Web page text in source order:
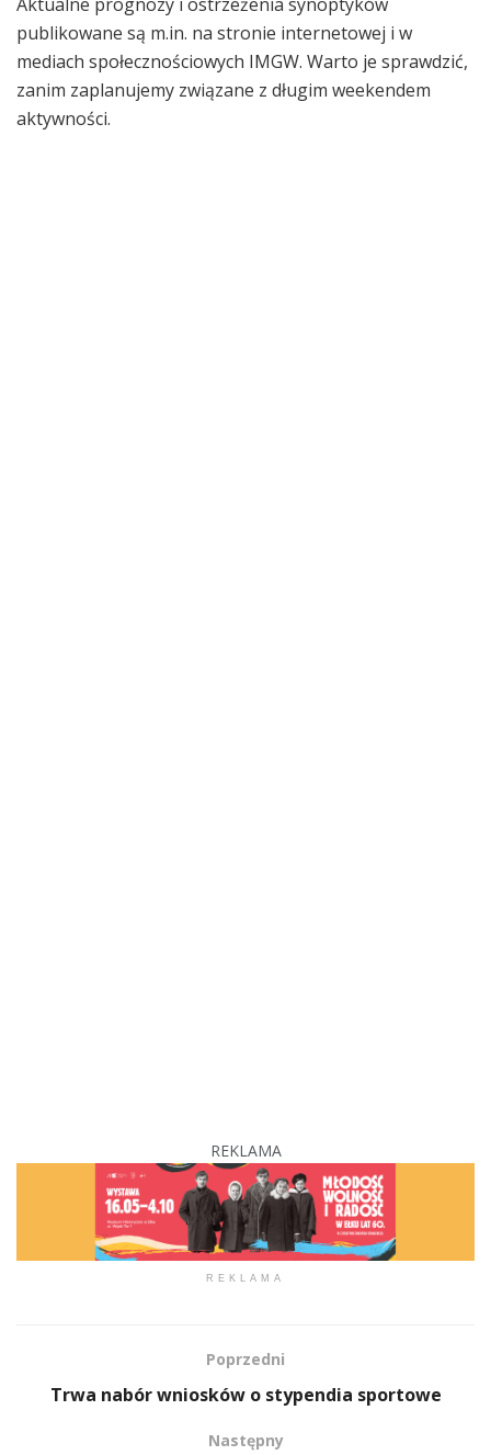
publikowane są m.in. na stronie internetowej i w
mediach społecznościowych IMGW. Warto je sprawdzić,
zanim zaplanujemy związane z długim weekendem
aktywności.
REKLAMA
REKLAMA
Poprzedni
Trwa nabór wniosków o stypendia sportowe
Następny